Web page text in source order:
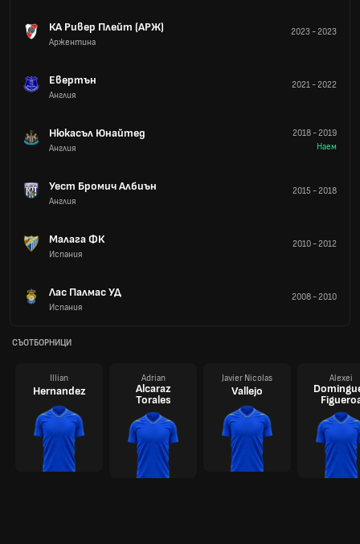
КА Ривер Плейт (АРЖ)
Аржентина
2023-2023
Евертън
Англия
2021-2022
Нюкасъл Юнайтед
Англия
2018-2019
Наем
Уест Бромич Албиън
Англия
2015 -2018
Малага ФК
Испания
2010-2012
Лас Палмас УД
Испания
2008-2010
СЪОТБОРНИЦИ
Illian
Hernandez
Adrian
Alcaraz
Torales
Javier Nicolas
Vallejo
Alexei